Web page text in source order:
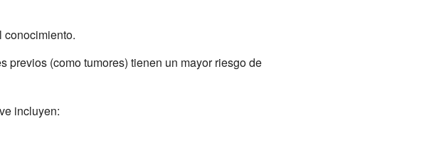
conocimiento.
(como tumores) tienen un mayor riesgo de
incluyen: